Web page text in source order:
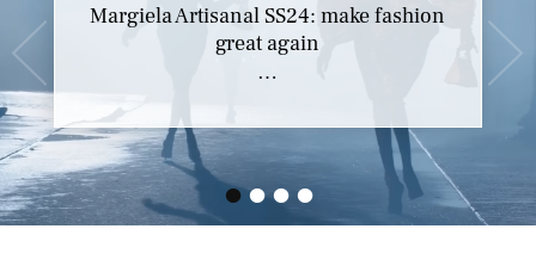
••••
Marc Jacobs SS23 y el buscar confort en
nuestros héroes
…